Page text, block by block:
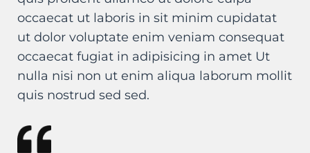
occaecat ut laboris in sit minim cupidatat
ut dolor voluptate enim veniam consequat
occaecat fugiat in adipisicing in amet Ut
nulla nisi non ut enim aliqua laborum mollit
quis nostrud sed sed.